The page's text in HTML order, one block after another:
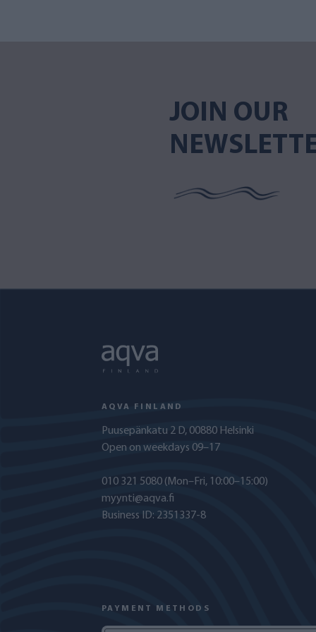
JOIN OUR
AQVA FINLAND
Puusepänkatu 2 D, 00880 Helsinki
Open on weekdays 09–17
010 321 5080 (Mon–Fri, 10:00–15:00)
myynti@aqva.fi
Business ID: 2351337-8
PAYMENT METHODS